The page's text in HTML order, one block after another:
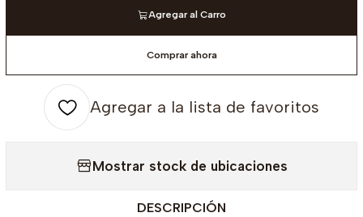
Agregar al Carro
Comprar ahora
Agregar a la lista de favoritos
Mostrar stock de ubicaciones
DESCRIPCIÓN